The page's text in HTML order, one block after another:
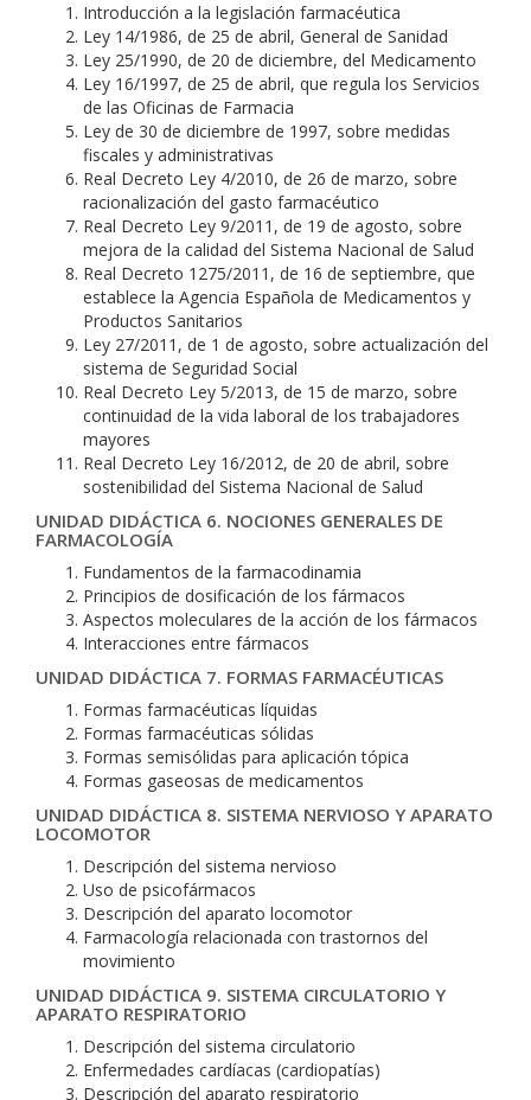
Introducción a la legislación farmacéutica
Ley 14/1986, de 25 de abril, General de Sanidad
Ley 25/1990, de 20 de diciembre, del Medicamento
Ley 16/1997, de 25 de abril, que regula los Servicios
de las Oficinas de Farmacia
Ley de 30 de diciembre de 1997, sobre medidas
fiscales y administrativas
Real Decreto Ley 4/2010, de 26 de marzo, sobre
racionalización del gasto farmacéutico
Real Decreto Ley 9/2011, de 19 de agosto, sobre
mejora de la calidad del Sistema Nacional de Salud
Real Decreto 1275/2011, de 16 de septiembre, que
establece la Agencia Española de Medicamentos y
Productos Sanitarios
Ley 27/2011, de 1 de agosto, sobre actualización del
sistema de Seguridad Social
Real Decreto Ley 5/2013, de 15 de marzo, sobre
continuidad de la vida laboral de los trabajadores
mayores
Real Decreto Ley 16/2012, de 20 de abril, sobre
sostenibilidad del Sistema Nacional de Salud
UNIDAD DIDÁCTICA 6. NOCIONES GENERALES DE
FARMACOLOGÍA
Fundamentos de la farmacodinamia
Principios de dosificación de los fármacos
Aspectos moleculares de la acción de los fármacos
Interacciones entre fármacos
UNIDAD DIDÁCTICA 7. FORMAS FARMACÉUTICAS
Formas farmacéuticas líquidas
Formas farmacéuticas sólidas
Formas semisólidas para aplicación tópica
Formas gaseosas de medicamentos
UNIDAD DIDÁCTICA 8. SISTEMA NERVIOSO Y APARATO
LOCOMOTOR
Descripción del sistema nervioso
Uso de psicofármacos
Descripción del aparato locomotor
Farmacología relacionada con trastornos del
movimiento
UNIDAD DIDÁCTICA 9. SISTEMA CIRCULATORIO Y
APARATO RESPIRATORIO
Descripción del sistema circulatorio
Enfermedades cardíacas (cardiopatías)
Descripción del aparato respiratorio